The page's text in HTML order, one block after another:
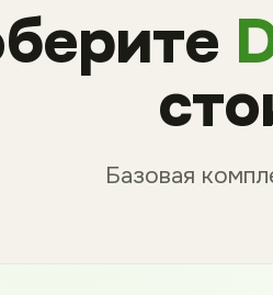
Базовая